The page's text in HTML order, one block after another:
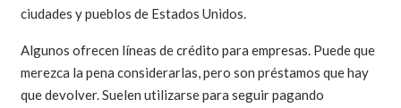
ciudades y pueblos de Estados Unidos.
Algunos ofrecen líneas de crédito para empresas. Puede que
merezca la pena considerarlas, pero son préstamos que hay
que devolver. Suelen utilizarse para seguir pagando